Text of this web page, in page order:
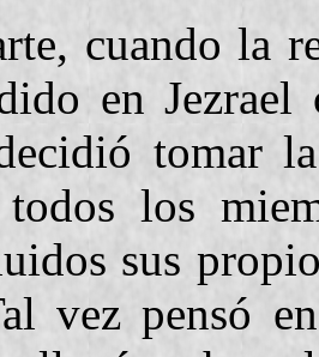
cuando la
en
tomar
todos los
sus
vez pensó